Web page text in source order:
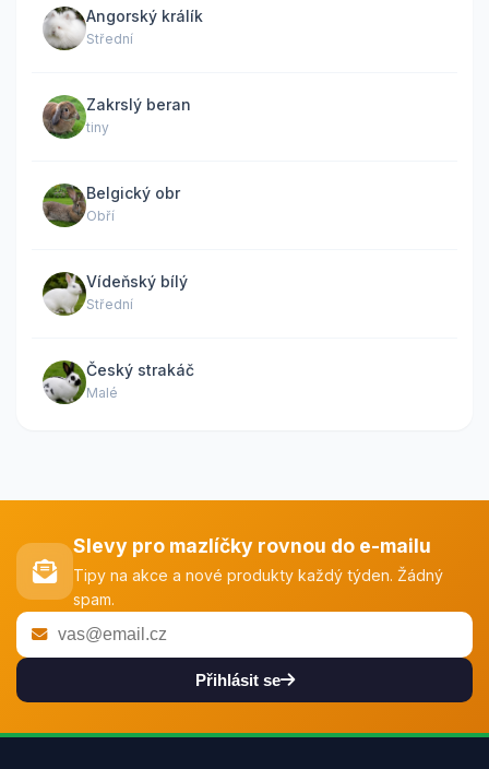
Angorský králík
Střední
Zakrslý beran
tiny
Belgický obr
Obří
Vídeňský bílý
Střední
Český strakáč
Malé
Slevy pro mazlíčky rovnou do e-mailu
Tipy na akce a nové produkty každý týden. Žádný
spam.
Přihlásit se